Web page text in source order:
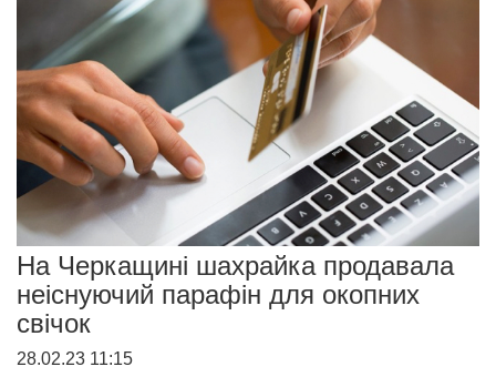
На Черкащині шахрайка продавала
неіснуючий парафін для окопних
свічок
28.02.23 11:15